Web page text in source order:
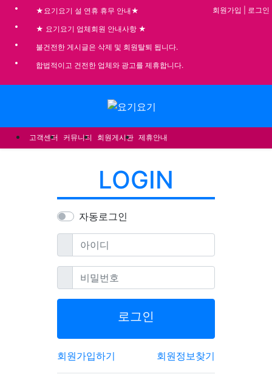
★요기요기 설 연휴 휴무 안내★
★ 요기요기 업체회원 안내사항 ★
불건전한 게시글은 삭제 및 회원탈퇴 됩니다.
합법적이고 건전한 업체와 광고를 제휴합니다.
회원가입 로그인
고객센터 커뮤니티 회원게시판 제휴안내
LOGIN
자동로그인
아이디필수
비밀번호필수
로그인
회원가입하기 회원정보찾기